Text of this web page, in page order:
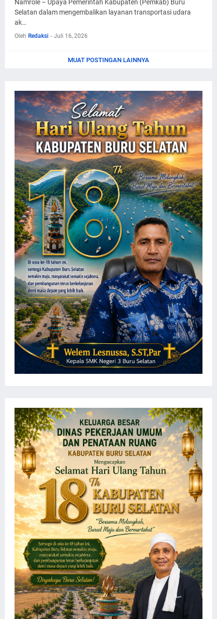
Namrole – Upaya Pemerintah Kabupaten (Pemkab) Buru
Selatan dalam mengembalikan layanan transportasi udara
ak…
Oleh Redaksi - Juli 16, 2026
MUAT POSTINGAN LAINNYA